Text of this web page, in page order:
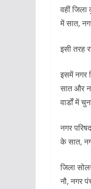
वहीं
में सात,
इसी तरह
इसमें नगर
सात और
वार्डों में
नगर
के सात,
जिला
नौ, नगर